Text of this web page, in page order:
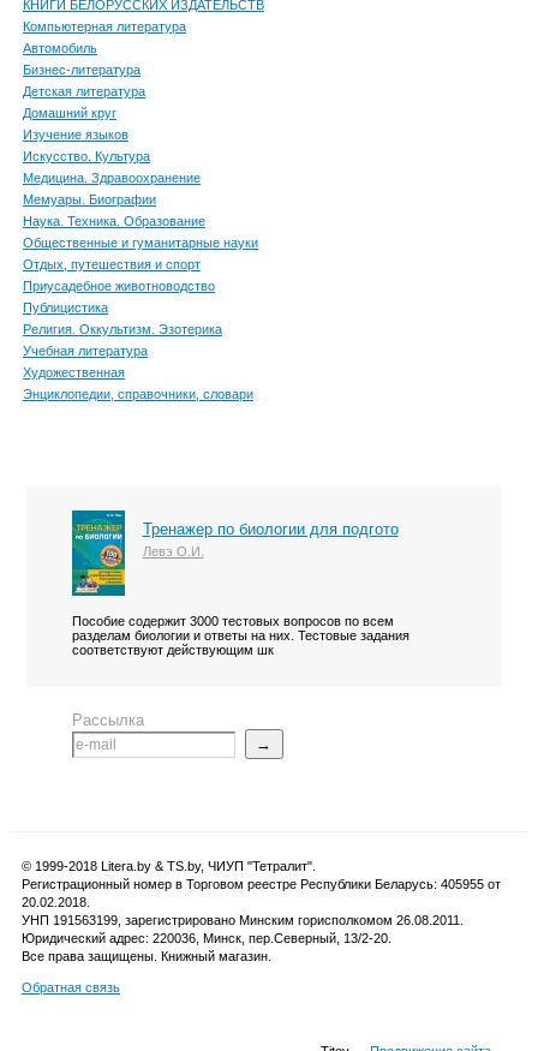
КНИГИ БЕЛОРУССКИХ ИЗДАТЕЛЬСТВ
Компьютерная литература
Автомобиль
Бизнес-литература
Детская литература
Домашний круг
Изучение языков
Искусство. Культура
Медицина. Здравоохранение
Мемуары. Биографии
Наука. Техника. Образование
Общественные и гуманитарные науки
Отдых, путешествия и спорт
Приусадебное животноводство
Публицистика
Религия. Оккультизм. Эзотерика
Учебная литература
Художественная
Энциклопедии, справочники, словари
Тренажер по биологии для подгото
Левэ О.И.
Пособие содержит 3000 тестовых вопросов по всем
разделам биологии и ответы на них. Тестовые задания
соответствуют действующим шк
Рассылка
→
© 1999-2018 Litera.by & TS.by, ЧИУП "Тетралит".
Регистрационный номер в Торговом реестре Республики Беларусь: 405955 от
20.02.2018.
УНП 191563199, зарегистрировано Минским горисполкомом 26.08.2011.
Юридический адрес: 220036, Минск, пер.Северный, 13/2-20.
Все права защищены. Книжный магазин.
Обратная связь